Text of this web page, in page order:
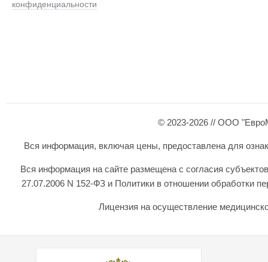
конфиденциальности
© 2023-2026 // ООО
Вся информация, включая цены, предоставлена для
Вся информация на сайте размещена с согласия
27.07.2006 N 152-ФЗ и Политики в отношении обработки
Лицензия на осуществление